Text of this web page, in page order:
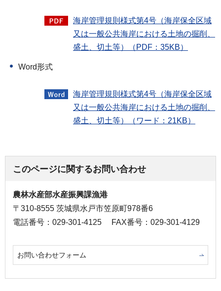
海岸管理規則様式第4号（海岸保全区域
又は一般公共海岸における土地の掘削、
盛土、切土等）（PDF：35KB）
Word形式
海岸管理規則様式第4号（海岸保全区域
又は一般公共海岸における土地の掘削、
盛土、切土等）（ワード：21KB）
このページに関するお問い合わせ
農林水産部水産振興課漁港
〒310-8555 茨城県水戸市笠原町978番6
電話番号：029-301-4125
FAX番号：029-301-4129
お問い合わせフォーム